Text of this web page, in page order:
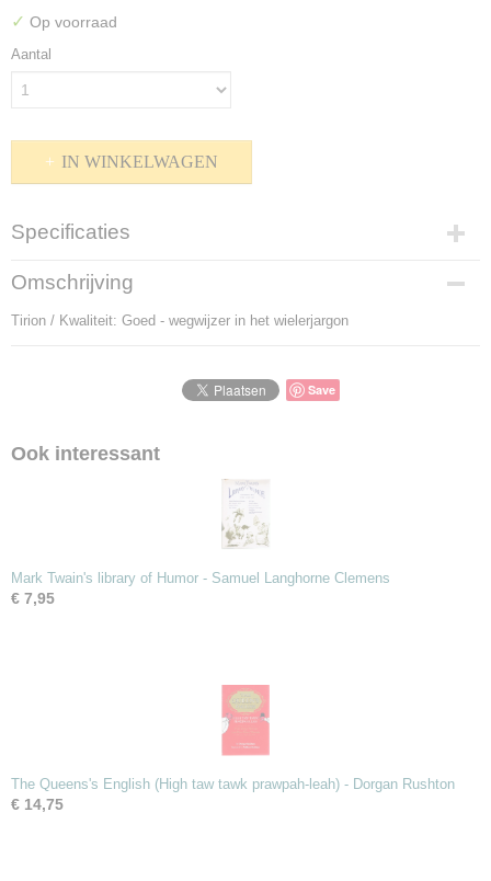
✓ Op voorraad
Aantal
IN WINKELWAGEN
Specificaties
Productcode
P-909080
Bruto gewicht
Omschrijving
Tirion / Kwaliteit: Goed - wegwijzer in het wielerjargon
Save
Ook interessant
Mark Twain's library of Humor - Samuel Langhorne Clemens
€ 7,95
The Queens's English (High taw tawk prawpah-leah) - Dorgan Rushton
€ 14,75